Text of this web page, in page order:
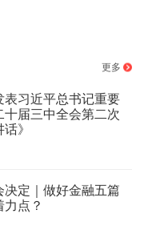
更多
表习近平总书记重要
十届三中全会第二次
》
决定｜做好金融五篇
点？